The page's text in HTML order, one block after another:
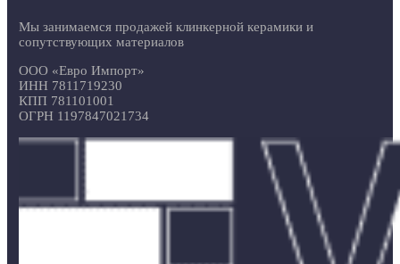
Мы занимаемся продажей клинкерной керамики и
сопутствующих материалов
ООО «Евро Импорт»
ИНН 7811719230
КПП 781101001
ОГРН 1197847021734